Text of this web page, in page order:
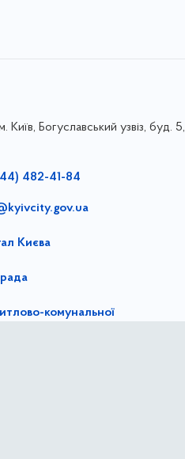
Київ, Богуславський узвіз, буд. 5,
482-41-84
Києва
рада
комунальної